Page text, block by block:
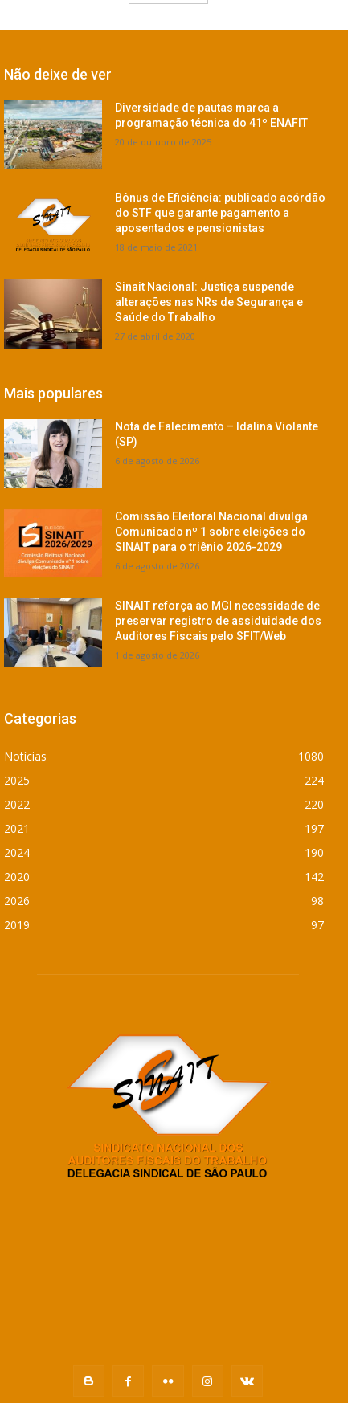
Não deixe de ver
Diversidade de pautas marca a
programação técnica do 41º ENAFIT
20 de outubro de 2025
Bônus de Eficiência: publicado acórdão
do STF que garante pagamento a
aposentados e pensionistas
18 de maio de 2021
Sinait Nacional: Justiça suspende
alterações nas NRs de Segurança e
Saúde do Trabalho
27 de abril de 2020
Mais populares
Nota de Falecimento – Idalina Violante
(SP)
6 de agosto de 2026
Comissão Eleitoral Nacional divulga
Comunicado nº 1 sobre eleições do
SINAIT para o triênio 2026-2029
6 de agosto de 2026
SINAIT reforça ao MGI necessidade de
preservar registro de assiduidade dos
Auditores Fiscais pelo SFIT/Web
1 de agosto de 2026
Categorias
Notícias
1080
2025
224
2022
220
2021
197
2024
190
2020
142
2026
98
2019
97